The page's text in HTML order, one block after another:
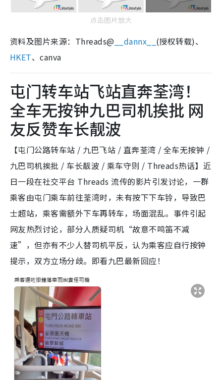
点击图片放大
资料及图片来源：Threads@ __dannx__ (授权转载)、
HKET、canva
屯门转车站飞站直奔荃湾！
全车无按钟九巴司机挨批 网
友反赞车长靓波
【屯门公路转车站 / 九巴飞站 / 直奔荃湾 / 全车无按钟 /
九巴司机挨批 / 车长靓波 / 乘车守则 / Threads热话】近
日一段在社交平台 Threads 流传的影片引发讨论，一群
乘客由屯门乘车前往荃湾时，未有按下下车铃，导致巴
士超站，乘客需额外下车再转车，场面混乱。事件引起
网友热烈讨论，部分人质疑司机“故意不鸣笛不减
速”，但亦有不少人替司机平反，认为乘客应自行按钟
提示，双方立场分歧。即看九巴最新回应！